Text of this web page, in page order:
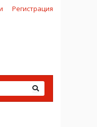
Регистрация